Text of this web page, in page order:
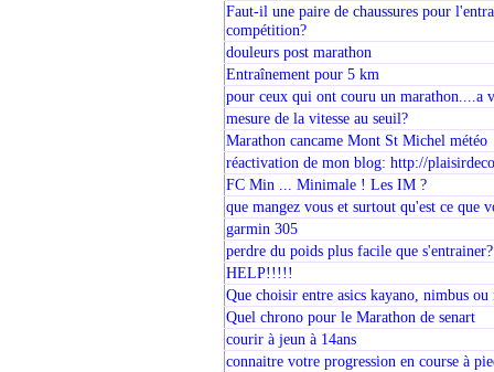
Faut-il une paire de chaussures pour
compétition?
douleurs post marathon
Entraînement pour 5 km
pour ceux qui ont couru un marathon....a
mesure de la vitesse au seuil?
Marathon cancame Mont St Michel météo
réactivation de mon blog: http://
FC Min ... Minimale ! Les IM ?
que mangez vous et surtout qu'est ce que
garmin 305
perdre du poids plus facile que s'entrainer?
HELP!!!!!
Que choisir entre asics kayano, nimbus
Quel chrono pour le Marathon de senart
courir à jeun à 14ans
connaitre votre progression en course à